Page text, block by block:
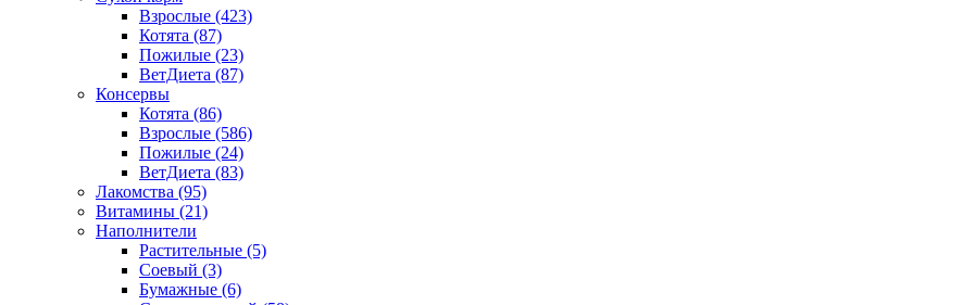
Взрослые (423)
Котята (87)
Пожилые (23)
ВетДиета (87)
Консервы
Котята (86)
Взрослые (586)
Пожилые (24)
ВетДиета (83)
Лакомства (95)
Витамины (21)
Наполнители
Растительные (5)
Соевый (3)
Бумажные (6)